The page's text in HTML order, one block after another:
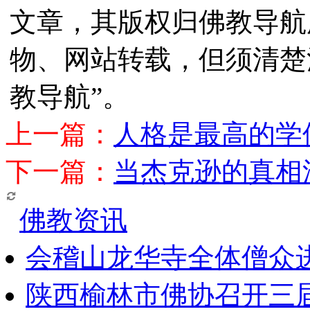
文章，其版权归佛教导
物、网站转载，但须清
教导航”。
上一篇： 人格是最高的学
下一篇： 当杰克逊的真相
佛教资讯
会稽山龙华寺全体僧众
陕西榆林市佛协召开三